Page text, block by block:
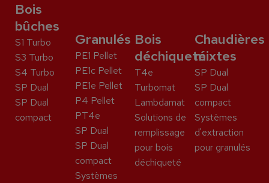
Bois
bûches
S1 Turbo
S3 Turbo
S4 Turbo
SP Dual
SP Dual
compact
Granulés
PE1 Pellet
PE1c Pellet
PE1e Pellet
P4 Pellet
PT4e
SP Dual
SP Dual
compact
Systèmes
Bois
déchiqueté
T4e
Turbomat
Lambdamat
Solutions de
remplissage
pour bois
déchiqueté
Chaudières
mixtes
SP Dual
SP Dual
compact
Systèmes
d'extraction
pour granulés